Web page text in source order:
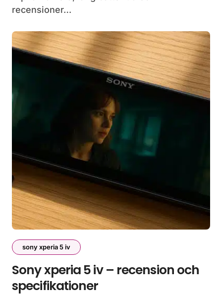
recensioner…
sony xperia 5 iv
Sony xperia 5 iv – recension och
specifikationer